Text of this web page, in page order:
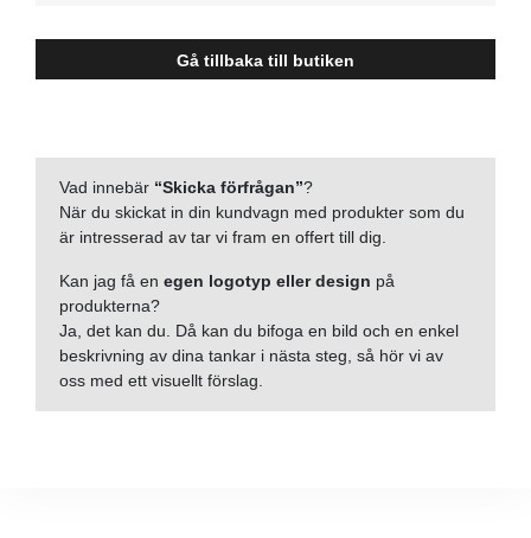
Gå tillbaka till butiken
Vad innebär “Skicka förfrågan”?
När du skickat in din kundvagn med produkter som du
är intresserad av tar vi fram en offert till dig.
Kan jag få en egen logotyp eller design på
produkterna?
Ja, det kan du. Då kan du bifoga en bild och en enkel
beskrivning av dina tankar i nästa steg, så hör vi av
oss med ett visuellt förslag.